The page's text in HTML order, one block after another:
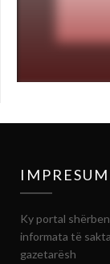
IMPRESUM
Ky portal
informata të
gazetarësh